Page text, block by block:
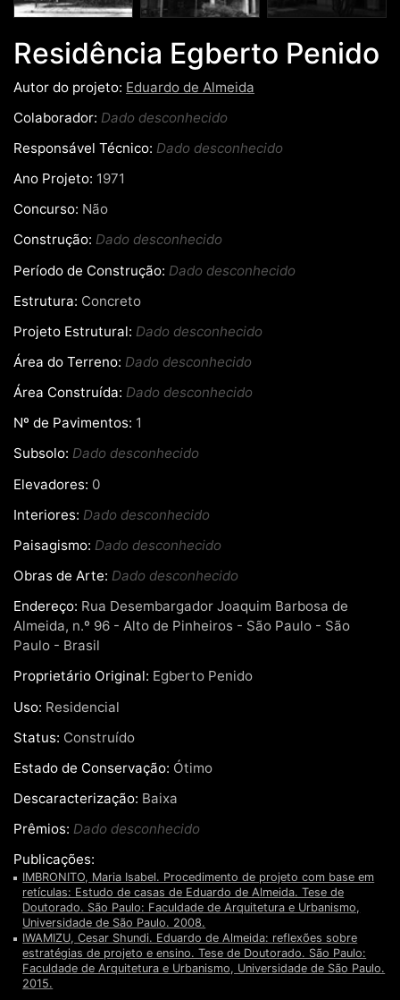
Residência Egberto Penido
Autor do projeto: Eduardo de Almeida
Colaborador: Dado desconhecido
Responsável Técnico: Dado desconhecido
Ano Projeto: 1971
Concurso: Não
Construção: Dado desconhecido
Período de Construção: Dado desconhecido
Estrutura: Concreto
Projeto Estrutural: Dado desconhecido
Área do Terreno: Dado desconhecido
Área Construída: Dado desconhecido
Nº de Pavimentos: 1
Subsolo: Dado desconhecido
Elevadores: 0
Interiores: Dado desconhecido
Paisagismo: Dado desconhecido
Obras de Arte: Dado desconhecido
Endereço: Rua Desembargador Joaquim Barbosa de
Almeida, n.º 96 - Alto de Pinheiros - São Paulo - São
Paulo - Brasil
Proprietário Original: Egberto Penido
Uso: Residencial
Status: Construído
Estado de Conservação: Ótimo
Descaracterização: Baixa
Prêmios: Dado desconhecido
Publicações:
IMBRONITO, Maria Isabel. Procedimento de projeto com base em
retículas: Estudo de casas de Eduardo de Almeida. Tese de
Doutorado. São Paulo: Faculdade de Arquitetura e Urbanismo,
Universidade de São Paulo. 2008.
IWAMIZU, Cesar Shundi. Eduardo de Almeida: reflexões sobre
estratégias de projeto e ensino. Tese de Doutorado. São Paulo:
Faculdade de Arquitetura e Urbanismo, Universidade de São Paulo.
2015.